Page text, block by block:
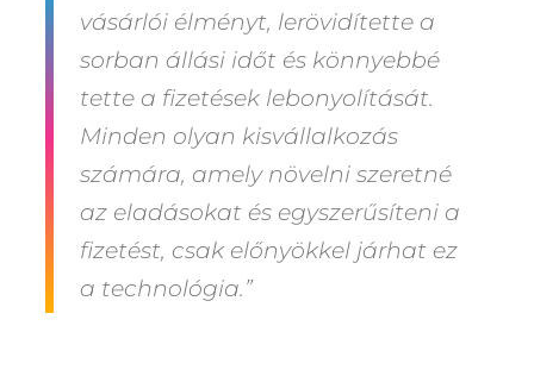
vásárlói élményt, lerövidítette a
sorban állási időt és könnyebbé
tette a fizetések lebonyolítását.
Minden olyan kisvállalkozás
számára, amely növelni szeretné
az eladásokat és egyszerűsíteni a
fizetést, csak előnyökkel járhat ez
a technológia.”